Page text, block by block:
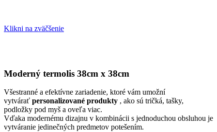
Klikni na zväčšenie
Moderný termolis 38cm x 38cm
Všestranné a efektívne zariadenie, ktoré vám umožní
vytvárať personalizované produkty , ako sú tričká, tašky,
podložky pod myš a oveľa viac.
Vďaka modernému dizajnu v kombinácii s jednoduchou obsluhou je
vytváranie jedinečných predmetov potešením.